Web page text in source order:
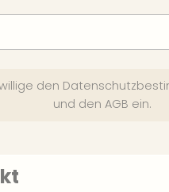
den
und den AGB ein.